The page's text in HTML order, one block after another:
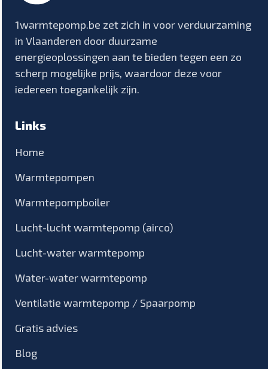
1warmtepomp.be zet zich in voor verduurzaming
in Vlaanderen door duurzame
energieoplossingen aan te bieden tegen een zo
scherp mogelijke prijs, waardoor deze voor
iedereen toegankelijk zijn.
Links
Home
Warmtepompen
Warmtepompboiler
Lucht-lucht warmtepomp (airco)
Lucht-water warmtepomp
Water-water warmtepomp
Ventilatie warmtepomp / Spaarpomp
Gratis advies
Blog